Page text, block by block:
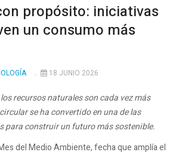
propósito: iniciativas
un consumo más
18 JUNIO 2026
recursos naturales son cada vez más
se ha convertido en una de las
para construir un futuro más sostenible.
del Medio Ambiente, fecha que amplía el